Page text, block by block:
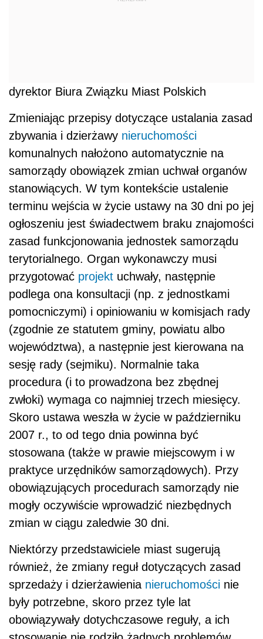
dyrektor Biura Związku Miast Polskich
Zmieniając przepisy dotyczące ustalania zasad
zbywania i dzierżawy nieruchomości
komunalnych nałożono automatycznie na
samorządy obowiązek zmian uchwał organów
stanowiących. W tym kontekście ustalenie
terminu wejścia w życie ustawy na 30 dni po jej
ogłoszeniu jest świadectwem braku znajomości
zasad funkcjonowania jednostek samorządu
terytorialnego. Organ wykonawczy musi
przygotować projekt uchwały, następnie
podlega ona konsultacji (np. z jednostkami
pomocniczymi) i opiniowaniu w komisjach rady
(zgodnie ze statutem gminy, powiatu albo
województwa), a następnie jest kierowana na
sesję rady (sejmiku). Normalnie taka
procedura (i to prowadzona bez zbędnej
zwłoki) wymaga co najmniej trzech miesięcy.
Skoro ustawa weszła w życie w październiku
2007 r., to od tego dnia powinna być
stosowana (także w prawie miejscowym i w
praktyce urzędników samorządowych). Przy
obowiązujących procedurach samorządy nie
mogły oczywiście wprowadzić niezbędnych
zmian w ciągu zaledwie 30 dni.
Niektórzy przedstawiciele miast sugerują
również, że zmiany reguł dotyczących zasad
sprzedaży i dzierżawienia nieruchomości nie
były potrzebne, skoro przez tyle lat
obowiązywały dotychczasowe reguły, a ich